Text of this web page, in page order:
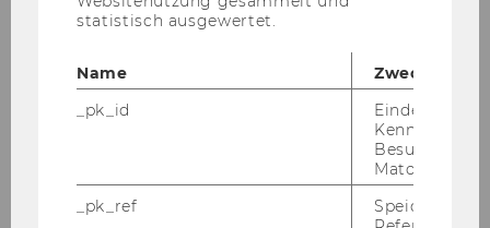
Working Paper aus sei­ner Mas­ter­ar­beit mit
statistisch ausgewertet.
Name
Zweck
_pk_id
Eindeutige
Besuchers
Matomo.
_pk_ref
Speicherung